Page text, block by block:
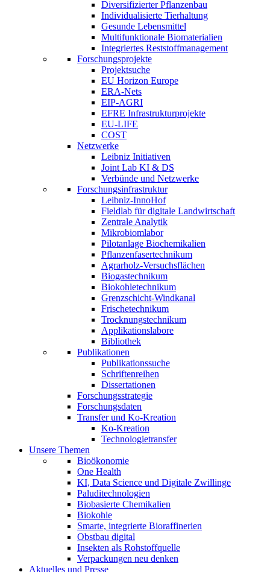
Diversifizierter Pflanzenbau
Individualisierte Tierhaltung
Gesunde Lebensmittel
Multifunktionale Biomaterialien
Integriertes Reststoffmanagement
Forschungsprojekte
Projektsuche
EU Horizon Europe
ERA-Nets
EIP-AGRI
EFRE Infrastrukturprojekte
EU-LIFE
COST
Netzwerke
Leibniz Initiativen
Joint Lab KI & DS
Verbünde und Netzwerke
Forschungsinfrastruktur
Leibniz-InnoHof
Fieldlab für digitale Landwirtschaft
Zentrale Analytik
Mikrobiomlabor
Pilotanlage Biochemikalien
Pflanzenfasertechnikum
Agrarholz-Versuchsflächen
Biogastechnikum
Biokohletechnikum
Grenzschicht-Windkanal
Frischetechnikum
Trocknungstechnikum
Applikationslabore
Bibliothek
Publikationen
Publikationssuche
Schriftenreihen
Dissertationen
Forschungsstrategie
Forschungsdaten
Transfer und Ko-Kreation
Ko-Kreation
Technologietransfer
Unsere Themen
Bioökonomie
One Health
KI, Data Science und Digitale Zwillinge
Paluditechnologien
Biobasierte Chemikalien
Biokohle
Smarte, integrierte Bioraffinerien
Obstbau digital
Insekten als Rohstoffquelle
Verpackungen neu denken
Aktuelles und Presse